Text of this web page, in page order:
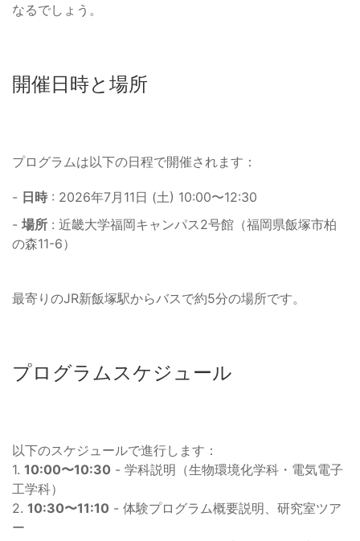
なるでしょう。
開催日時と場所
プログラムは以下の日程で開催されます：
- 日時: 2026年7月11日 (土) 10:00〜12:30
- 場所 : 近畿大学福岡キャンパス2号館（福岡県飯塚市柏
の森11-6）
最寄りのJR新飯塚駅からバスで約5分の場所です。
プログラムスケジュール
以下のスケジュールで進行します：
1. 10:00〜10:30 - 学科説明（生物環境化学科・電気電子
工学科）
2. 10:30〜11:10 - 体験プログラム概要説明、研究室ツア
ー